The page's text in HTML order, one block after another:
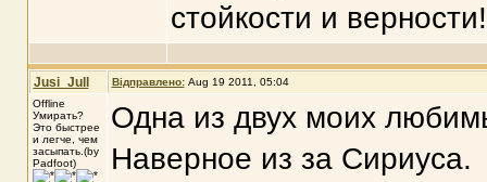
стойкости и верности!
Jusi_Jull Відправлено: Aug 19 2011, 05:04
Offline
Умирать?
Это быстрее
и легче, чем
засыпать.(by
Padfoot)
Одна из двух моих
Наверное из за Сириуса.